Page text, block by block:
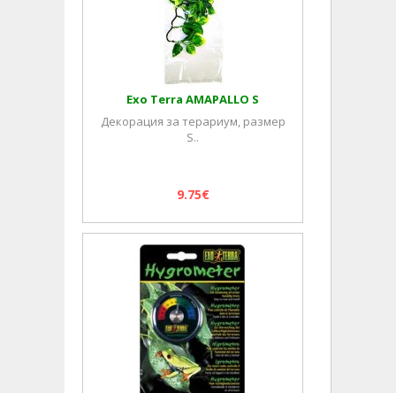
Exo Terra AMAPALLO S
Декорация за терариум, размер
S..
9.75€